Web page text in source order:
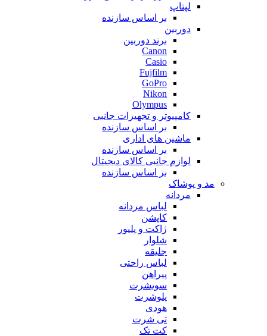
لپتاپ
بر اساس سازنده
دوربین
برند دوربین
Canon
Casio
Fujfilm
GoPro
Nikon
Olympus
کامپیوتر و تجهیزات جانبی
بر اساس سازنده
ماشین های اداری
بر اساس سازنده
لوازم جانبی کالای دیجیتال
بر اساس سازنده
مد و پوشاک
مردانه
لباس مردانه
کاپشن
ژاکت و پلیور
شلوار
جلیقه
لباس راحتی
پیراهن
سویشرت
پلوشرت
هودی
تی شرت
کت تک